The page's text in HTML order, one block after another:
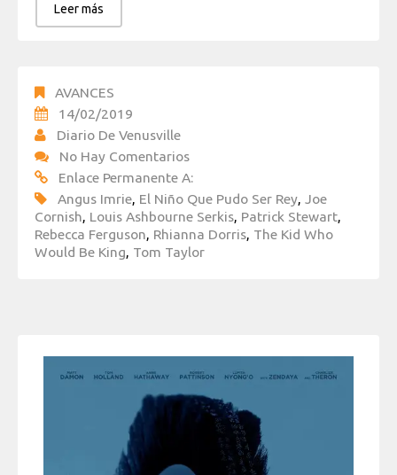
Leer más
AVANCES
14/02/2019
Diario De Venusville
No Hay Comentarios
Enlace Permanente A:
Angus Imrie, El Niño Que Pudo Ser Rey, Joe
Cornish, Louis Ashbourne Serkis, Patrick Stewart,
Rebecca Ferguson, Rhianna Dorris, The Kid Who
Would Be King, Tom Taylor